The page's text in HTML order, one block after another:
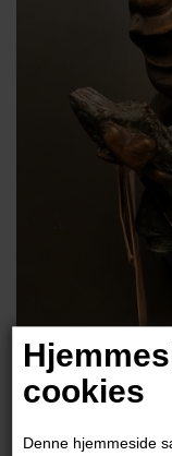
cookies
Denne hjemmeside
Max Højer